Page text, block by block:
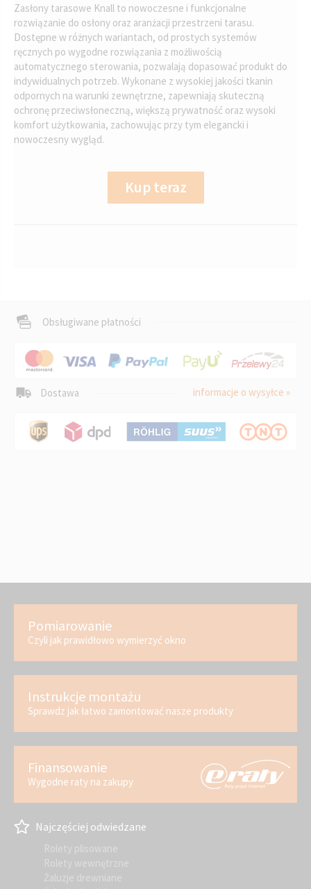
Zasłony tarasowe Knall to nowoczesne i funkcjonalne
rozwiązanie do osłony oraz aranżacji przestrzeni tarasu.
Dostępne w różnych wariantach, od prostych systemów
ręcznych po wygodne rozwiązania z możliwością
automatycznego sterowania, pozwalają dopasować produkt do
indywidualnych potrzeb. Wykonane z wysokiej jakości tkanin
odpornych na warunki zewnętrzne, zapewniają skuteczną
ochronę przeciwsłoneczną, większą prywatność oraz wysoki
komfort użytkowania, zachowując przy tym elegancki i
nowoczesny wygląd.
Kup teraz
Obsługiwane płatności
Dostawa informacje o wysyłce »
Pomiarowanie
Czyli jak prawidłowo wymierzyć okno
Instrukcje montażu
Sprawdz jak łatwo zamontować nasze produkty
Finansowanie
Wygodne raty na zakupy
Najczęściej odwiedzane
Rolety plisowane
Rolety wewnętrzne
Żaluzje drewniane